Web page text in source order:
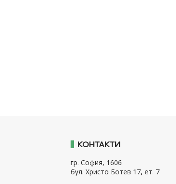
КОНТАКТИ
гр. София, 1606
бул. Христо Ботев 17, ет. 7